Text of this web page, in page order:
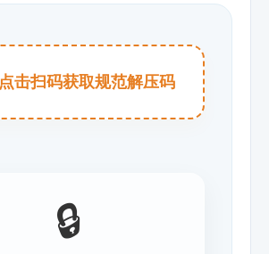
点击扫码获取规范解压码
🔒